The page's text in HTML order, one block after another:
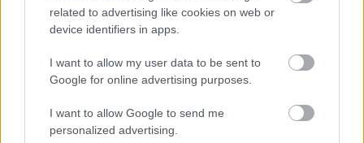
related to advertising like cookies on web or
device identifiers in apps.
I want to allow my user data to be sent to
Google for online advertising purposes.
I want to allow Google to send me
personalized advertising.
Βάλε το proson.gr στα αποτελέσματα
αναζήτησης της Google
Δημοφιλείς Ειδήσεις